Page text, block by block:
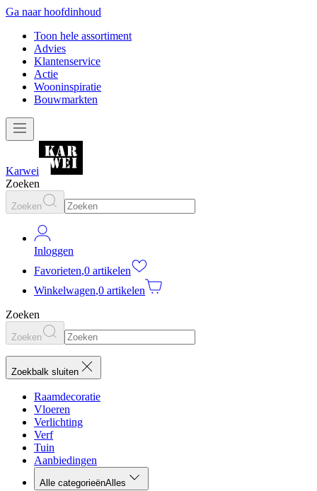
Ga naar hoofdinhoud
Toon hele assortiment
Advies
Klantenservice
Actie
Wooninspiratie
Bouwmarkten
Karwei
Zoeken
Zoeken
Inloggen
Favorieten,0 artikelen
Winkelwagen,0 artikelen
Zoeken
Zoeken
Zoekbalk sluiten
Raamdecoratie
Vloeren
Verlichting
Verf
Tuin
Aanbiedingen
Alle categorieënAlles